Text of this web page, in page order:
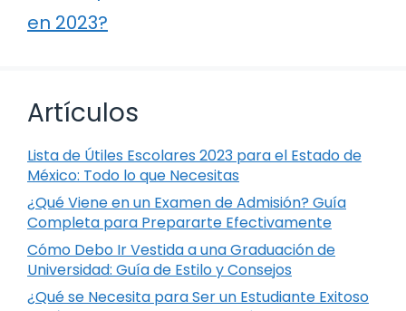
en 2023?
Artículos
Lista de Útiles Escolares 2023 para el Estado de
México: Todo lo que Necesitas
¿Qué Viene en un Examen de Admisión? Guía
Completa para Prepararte Efectivamente
Cómo Debo Ir Vestida a una Graduación de
Universidad: Guía de Estilo y Consejos
¿Qué se Necesita para Ser un Estudiante Exitoso